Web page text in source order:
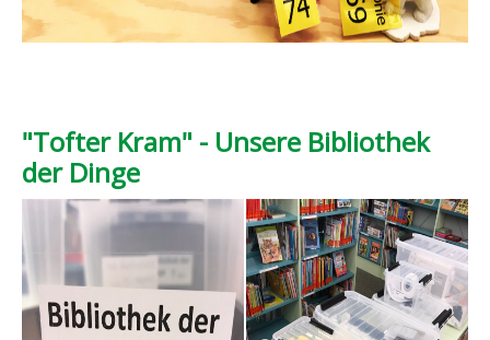
"Tofter Kram" - Unsere Bibliothek
der Dinge